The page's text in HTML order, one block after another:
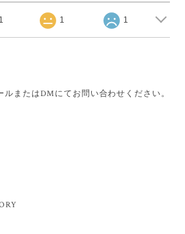
1 1
またはDMにてお問い合わせください。